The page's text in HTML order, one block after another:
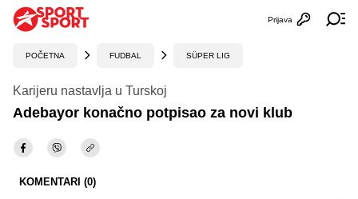
Otvori
Prijava
POČETNA FUDBAL SÜPER LIG
Karijeru nastavlja u Turskoj
Adebayor konačno potpisao za novi klub
KOMENTARI (0)